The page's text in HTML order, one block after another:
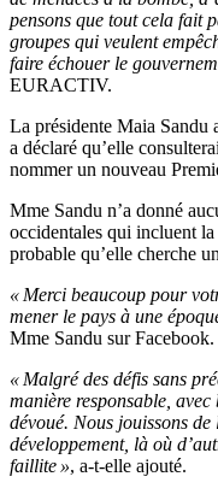
pensons que tout cela fait
groupes qui veulent
faire échouer le
EURACTIV.
La présidente Maia Sandu
a déclaré qu’elle
nommer un nouveau
Mme Sandu n’a donné
occidentales qui incluent
probable qu’elle cherche
« Merci beaucoup pour
mener le pays à une
Mme Sandu sur Facebook.
« Malgré des défis sans
manière responsable,
dévoué. Nous jouissons
développement, là où
faillite », a-t-elle ajouté.